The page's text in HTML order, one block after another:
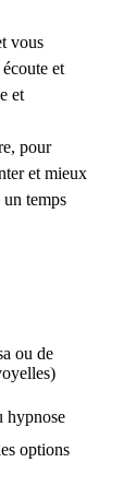
vous
et
et
pour
et mieux
temps
ou de
hypnose
options